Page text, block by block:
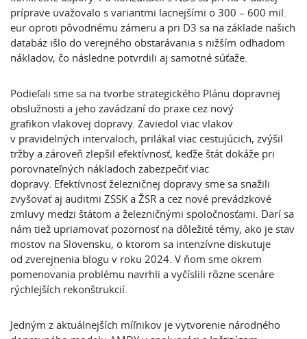
príprave uvažovalo s variantmi lacnejšími o 300 – 600 mil.
eur oproti pôvodnému zámeru a pri D3 sa na základe našich
databáz išlo do verejného obstarávania s nižším odhadom
nákladov, čo následne potvrdili aj samotné súťaže.
Podieľali sme sa na tvorbe strategického Plánu dopravnej
obslužnosti a jeho zavádzaní do praxe cez nový
grafikon vlakovej dopravy. Zaviedol viac vlakov
v pravidelných intervaloch, prilákal viac cestujúcich, zvýšil
tržby a zároveň zlepšil efektívnosť, keďže štát dokáže pri
porovnateľných nákladoch zabezpečiť viac
dopravy. Efektívnosť železničnej dopravy sme sa snažili
zvyšovať aj auditmi ZSSK a ŽSR a cez nové prevádzkové
zmluvy medzi štátom a železničnými spoločnosťami. Darí sa
nám tiež upriamovať pozornosť na dôležité témy, ako je stav
mostov na Slovensku, o ktorom sa intenzívne diskutuje
od zverejnenia blogu v roku 2024. V ňom sme okrem
pomenovania problému navrhli a vyčíslili rôzne scenáre
rýchlejších rekonštrukcií.
Jedným z aktuálnejších míľnikov je vytvorenie národného